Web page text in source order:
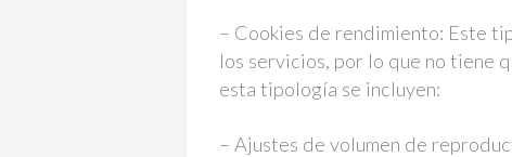
– Cookies de rendimiento: Este
los servicios, por lo que no tiene
esta tipología se incluyen:
– Ajustes de volumen de